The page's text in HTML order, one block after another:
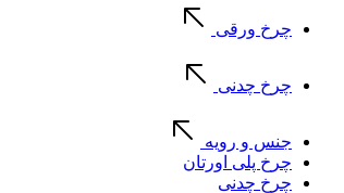
چرخ ورقی
چرخ چدنی
جنس و رویه
چرخ پلی اورتان
چرخ چدنی